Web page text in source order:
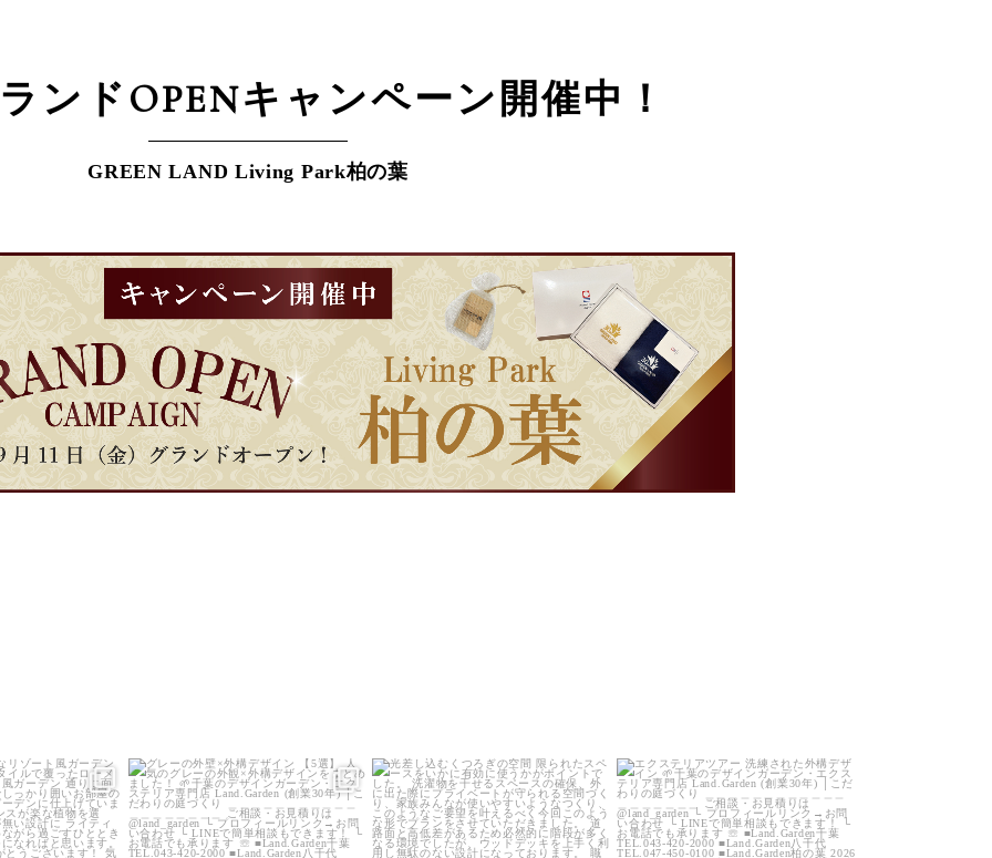
ンドOPENキャンペーン開催中！
GREEN LAND Living Park柏の葉
0
land_garden
21 0
land_garden
22 0
land_garden
22 0